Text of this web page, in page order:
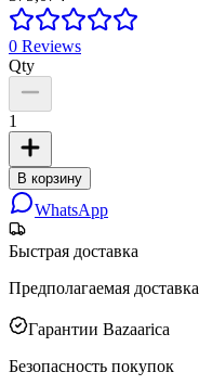
0 Reviews
Qty
1
В корзину
WhatsApp
Быстрая доставка
Предполагаемая доставка
Гарантии Bazaarica
Безопасность покупок